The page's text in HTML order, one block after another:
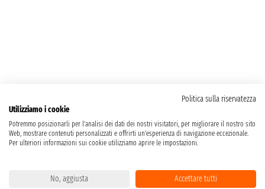
Politica sulla riservatezza
Utilizziamo i cookie
Potremmo posizionarli per l'analisi dei dati dei nostri visitatori, per migliorare il nostro sito
Web, mostrare contenuti personalizzati e offrirti un'esperienza di navigazione eccezionale.
Per ulteriori informazioni sui cookie utilizziamo aprire le impostazioni.
No, aggiusta Accettare tutti